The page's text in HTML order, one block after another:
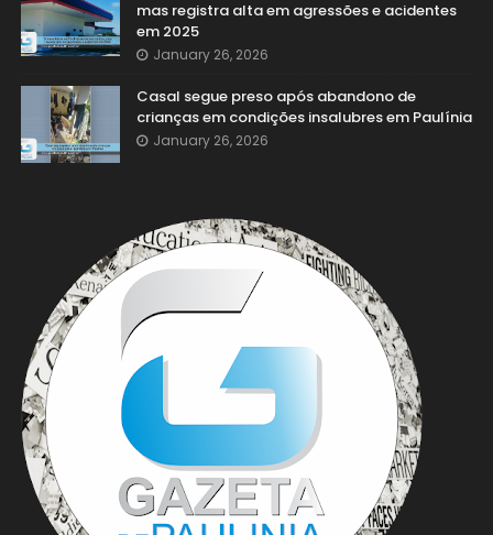
mas registra alta em agressões e acidentes
em 2025
January 26, 2026
Casal segue preso após abandono de
crianças em condições insalubres em Paulínia
January 26, 2026